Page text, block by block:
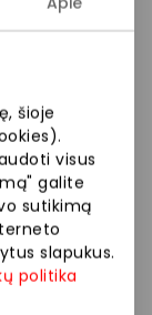
šioje
visus
galite
sutikimą
slapukus.
politika
trys
kurie
apima
įgyvendinti
M. K.